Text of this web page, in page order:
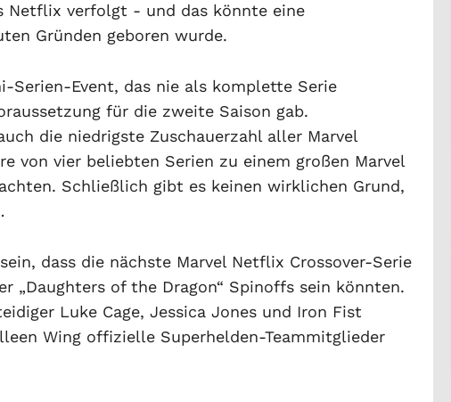
Netflix verfolgt - und das könnte eine
Gründen geboren wurde.
Serien-Event, das nie als komplette Serie
für die zweite Saison gab.
die niedrigste Zuschauerzahl aller Marvel
von vier beliebten Serien zu einem großen Marvel
Schließlich gibt es keinen wirklichen Grund,
dass die nächste Marvel Netflix Crossover-Serie
„Daughters of the Dragon“ Spinoffs sein könnten.
Luke Cage, Jessica Jones und Iron Fist
Wing offizielle Superhelden-Teammitglieder